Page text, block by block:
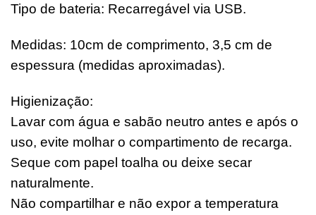
Tipo de bateria: Recarregável via USB.
Medidas: 10cm de comprimento, 3,5 cm de
espessura (medidas aproximadas).
Higienização:
Lavar com água e sabão neutro antes e após o
uso, evite molhar o compartimento de recarga.
Seque com papel toalha ou deixe secar
naturalmente.
Não compartilhar e não expor a temperatura